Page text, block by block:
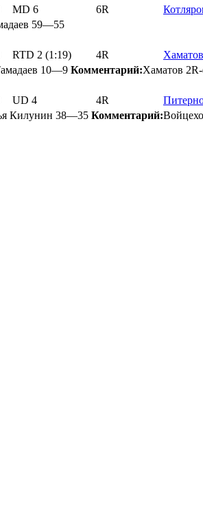
MD 6 6R
59—55
RTD 2 (1:19) 4R
10—9 Комментарий:Хаматов 2R-
UD 4 4R
Килунин 38—35 Комментарий: